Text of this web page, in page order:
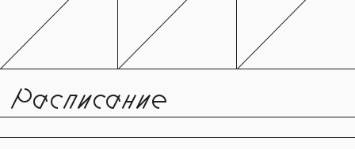
Расписание